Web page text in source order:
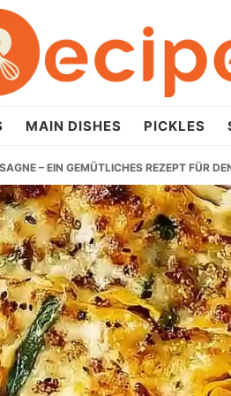
MAIN DISHES PICKLES
– EIN GEMÜTLICHES REZEPT FÜR